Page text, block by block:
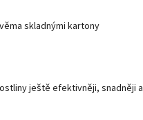
skladnými kartony
ještě efektivněji, snadněji a